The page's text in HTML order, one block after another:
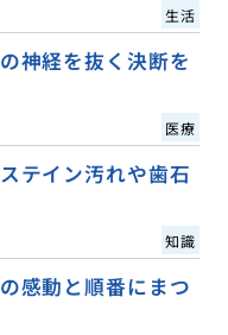
生活
神経を抜く決断を
医療
テイン汚れや歯石
知識
感動と順番にまつ